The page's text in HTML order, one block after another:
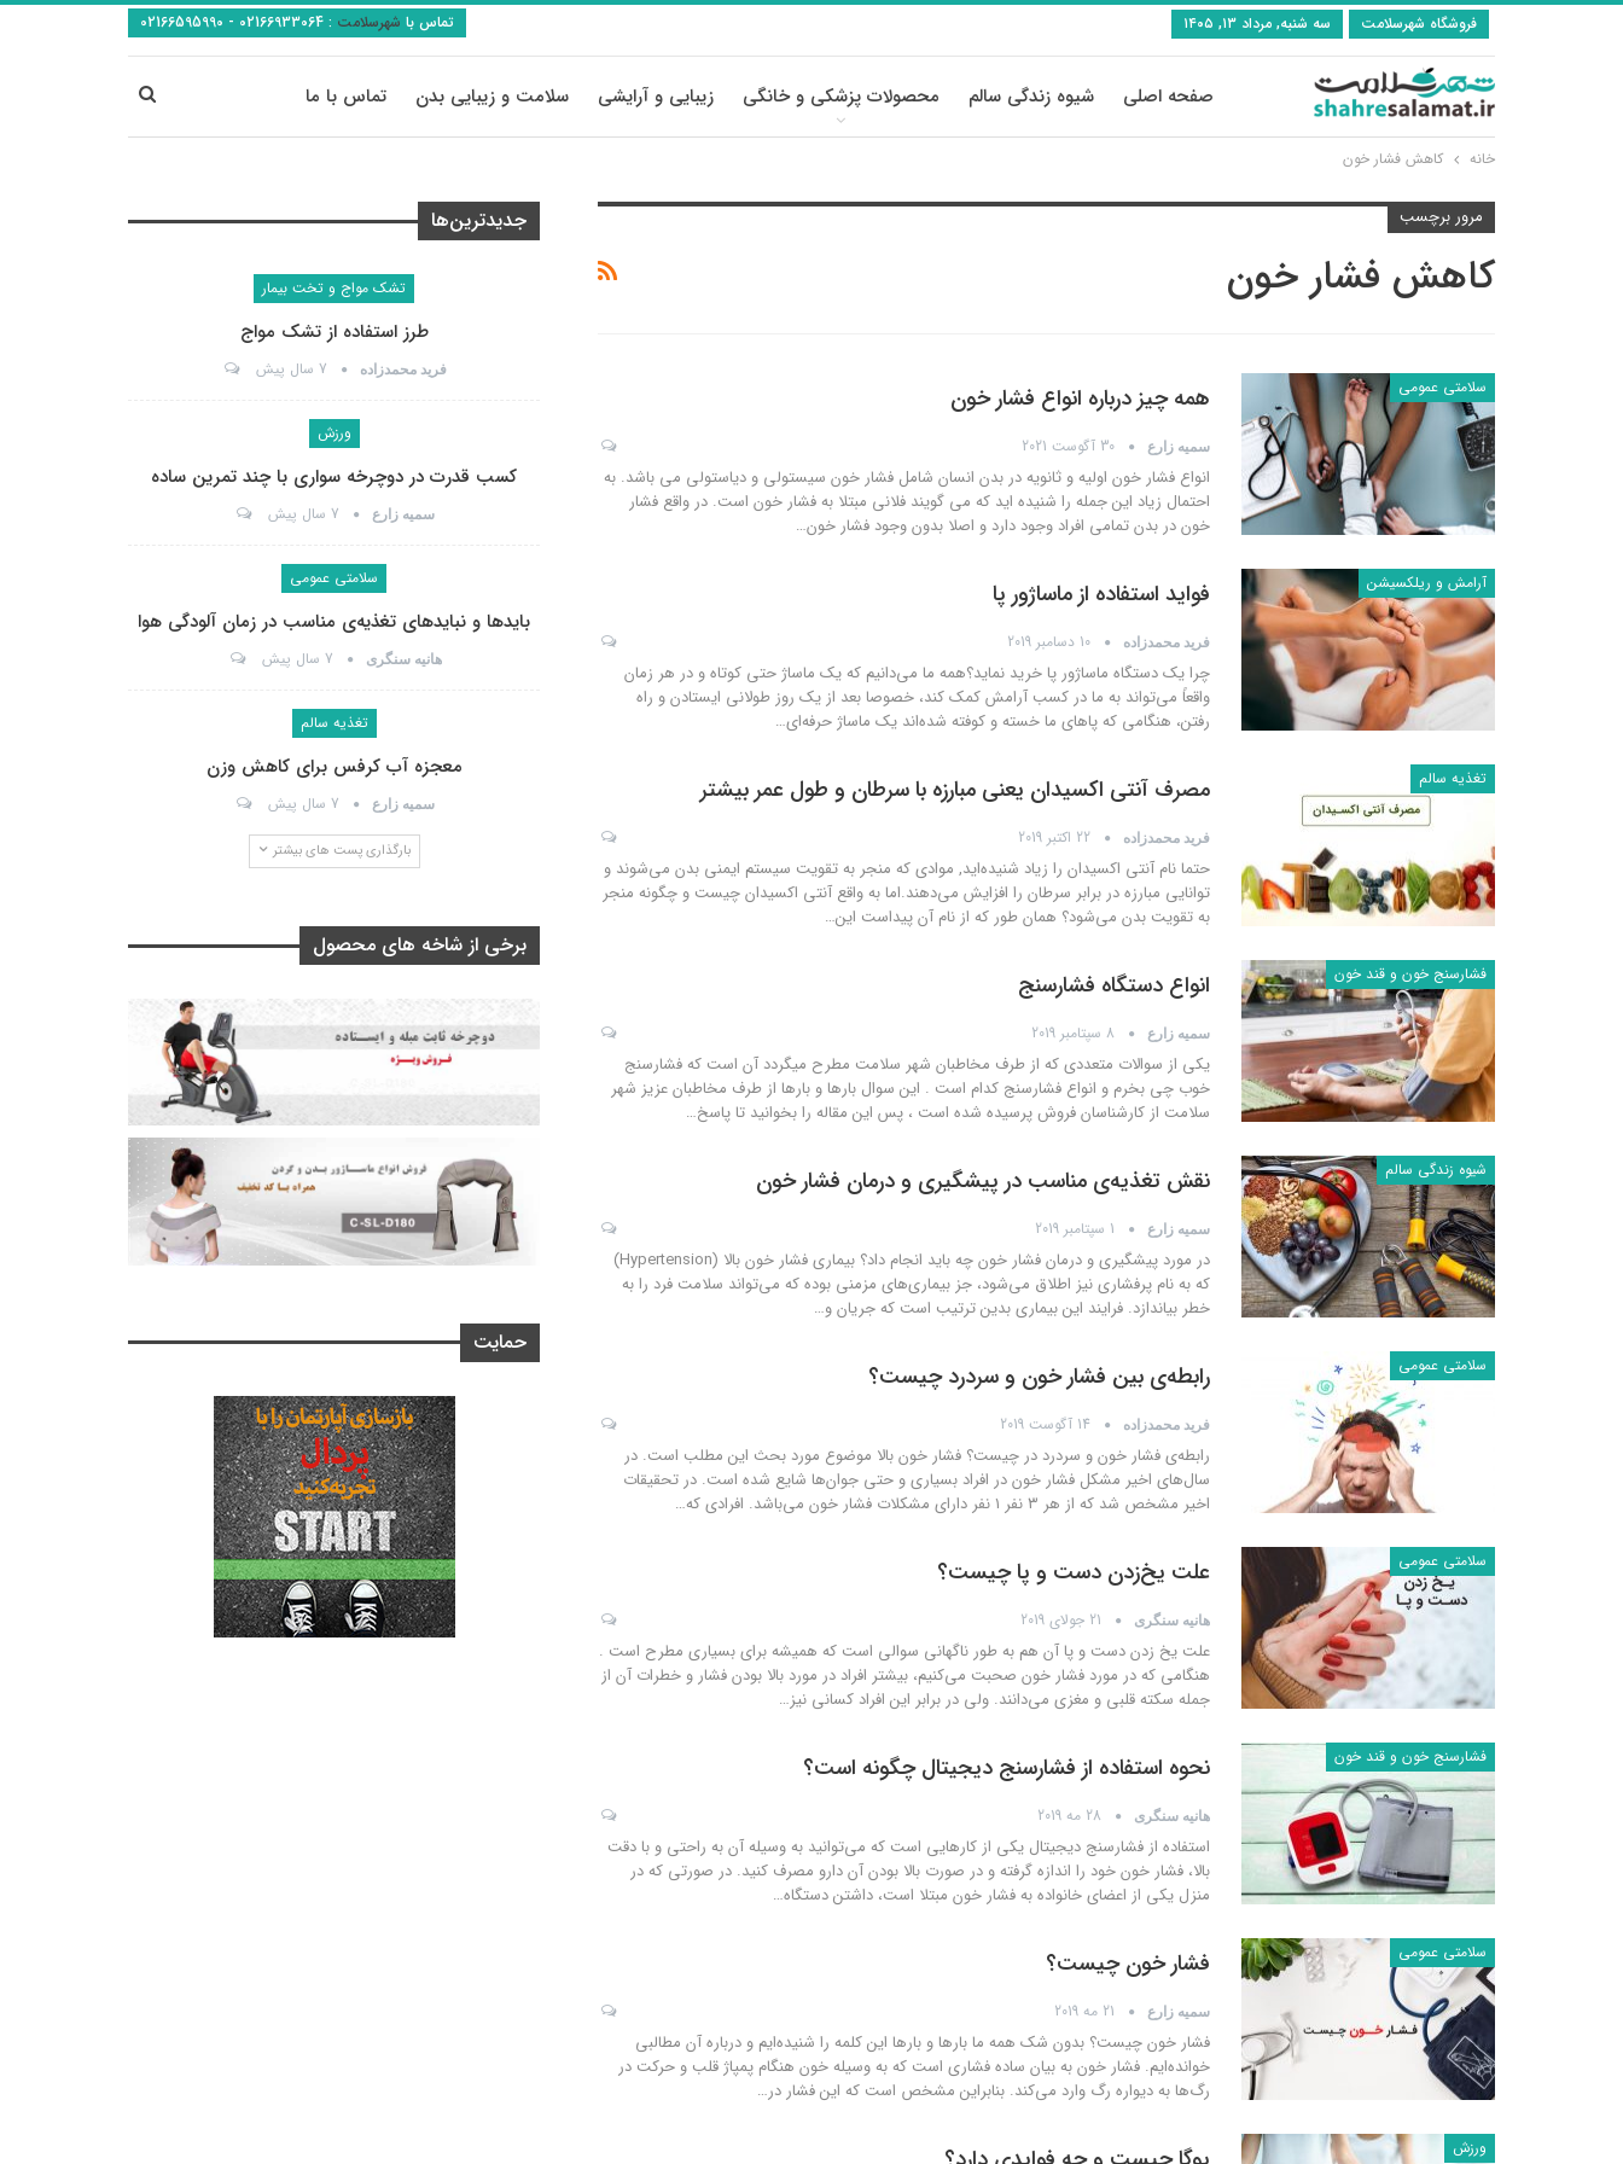
تماس با شهرسلامت : فروشگاه شهرسلامت سه شنبه, مرداد ۱۳, ۱۴۰۵
صفحه اصلی شیوه زندگی سالم محصولات پزشکی و خانگی زیبایی و آرایشی سلامت و زیبایی بدن تماس با ما
خانه کاهش فشار خون
مرور برچسب
کاهش فشار خون
سلامتی عمومی همه چیز درباره انواع فشار خون
سمیه زارع 30 آگوست 2021
انواع فشار خون اولیه و ثانویه در بدن انسان شامل فشار خون سیستولی و دیاستولی می باشد. به
احتمال زیاد این جمله را شنیده اید که می گویند فلانی مبتلا به فشار خون است. در واقع فشار
خون در بدن تمامی افراد وجود دارد و اصلا بدون وجود فشار خون…
آرامش و ریلکسیشن فواید استفاده از ماساژور پا
فرید محمدزاده 10 دسامبر 2019
چرا یک دستگاه ماساژور پا خرید نماید؟همه ما می‌دانیم که یک ماساژ حتی کوتاه و در هر زمان
واقعاً می‌تواند به ما در کسب آرامش کمک کند، خصوصا بعد از یک روز طولانی ایستادن و راه
رفتن، هنگامی که پاهای ما خسته و کوفته شده‌اند یک ماساژ حرفه‌ای…
تغذیه سالم مصرف آنتی اکسیدان یعنی مبارزه با سرطان و طول عمر بیشتر
فرید محمدزاده 22 اکتبر 2019
حتما نام آنتی اکسیدان را زیاد شنیده‌اید, موادی که منجر به تقویت سیستم ایمنی بدن می‌شوند و
توانایی مبارزه در برابر سرطان را افزایش می‌دهند.اما به واقع آنتی اکسیدان چیست و چگونه منجر
به تقویت بدن می‌شود؟ همان طور که از نام آن پیداست این…
فشارسنج خون و قند خون انواع دستگاه فشارسنج
سمیه زارع 8 سپتامبر 2019
یکی از سوالات متعددی که از طرف مخاطبان شهر سلامت مطرح میگردد آن است که فشارسنج
خوب چی بخرم و انواع فشارسنج کدام است . این سوال بارها و بارها از طرف مخاطبان عزیز شهر
سلامت از کارشناسان فروش پرسیده شده است ، پس این مقاله را بخوانید تا پاسخ…
شیوه زندگی سالم نقش تغذیه‌ی مناسب در پیشگیری و درمان فشار خون
سمیه زارع 1 سپتامبر 2019
در مورد پیشگیری و درمان فشار خون چه باید انجام داد؟ بیماری فشار خون بالا (Hypertension)
که به نام پرفشاری نیز اطلاق می‌شود، جز بیماری‌های مزمنی بوده که می‌تواند سلامت فرد را به
خطر بیاندازد. فرایند این بیماری بدین ترتیب است که جریان و…
سلامتی عمومی رابطه‌ی بین فشار خون و سردرد چیست؟
فرید محمدزاده 14 آگوست 2019
رابطه‌ی فشار خون و سردرد در چیست؟ فشار خون بالا موضوع مورد بحث این مطلب است. در
سال‌های اخیر مشکل فشار خون در افراد بسیاری و حتی جوان‌ها شایع شده است. در تحقیقات
اخیر مشخص شد که از هر ۳ نفر ۱ نفر دارای مشکلات فشار خون می‌باشد. افرادی که
…
سلامتی عمومی علت یخ‌زدن دست و پا چیست؟
هانیه سنگری 21 جولای 2019
علت یخ زدن دست و پا آن هم به طور ناگهانی سوالی است که همیشه برای بسیاری مطرح است .
هنگامی که در مورد فشار خون صحبت می‌کنیم، بیشتر افراد در مورد بالا بودن فشار و خطرات آن از
جمله سکته قلبی و مغزی می‌دانند. ولی در برابر این افراد کسانی نیز…
فشارسنج خون و قند خون نحوه استفاده از فشارسنج دیجیتال چگونه است؟
هانیه سنگری 28 مه 2019
استفاده از فشارسنج دیجیتال یکی از کارهایی است که می‌توانید به وسیله آن به راحتی و با دقت
بالا، فشار خون خود را اندازه گرفته و در صورت بالا بودن آن دارو مصرف کنید. در صورتی که در
منزل یکی از اعضای خانواده به فشار خون مبتلا است، داشتن دستگاه…
سلامتی عمومی فشار خون چیست؟
سمیه زارع 21 مه 2019
فشار خون چیست؟ بدون شک همه ما بارها و بارها این کلمه را شنیده‌ایم و درباره آن مطالبی
خوانده‌ایم. فشار خون به بیان ساده فشاری است که به وسیله خون هنگام پمپاژ قلب و حرکت در
رگ‌ها به دیواره رگ وارد می‌کند. بنابراین مشخص است که این فشار در…
ورزش
جدیدترین‌ها
تشک مواج و تخت بیمار
طرز استفاده از تشک مواج
فرید محمدزاده 7 سال پیش
ورزش
کسب قدرت در دوچرخه سواری با چند تمرین ساده
سمیه زارع 7 سال پیش
سلامتی عمومی
بایدها و نبایدهای تغذیه‌ی مناسب در زمان آلودگی هوا
هانیه سنگری 7 سال پیش
تغذیه سالم
معجزه آب کرفس برای کاهش وزن
سمیه زارع 7 سال پیش
بارگذاری پست های بیشتر
برخی از شاخه های محصول
حمایت